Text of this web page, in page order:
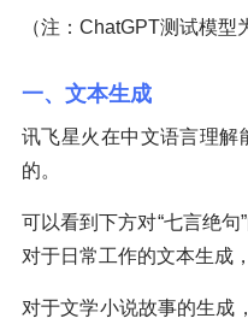
（注：ChatGPT测试模型
一、文本生成
讯飞星火在中文语言理解
的。
可以看到下方对“七言绝
对于日常工作的文本生成
对于文学小说故事的生成